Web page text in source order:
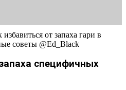
от запаха гари в
советы @Ed_Black
специфичных